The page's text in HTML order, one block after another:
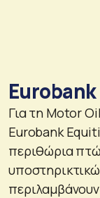
Για τη Motor
Eurobank
περιθώρια